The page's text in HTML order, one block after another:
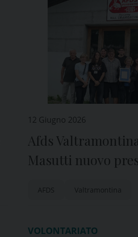
12 Giugno 2026
Afds
Masutti nuovo
AFDS Valtramontina
VOLONTARIATO